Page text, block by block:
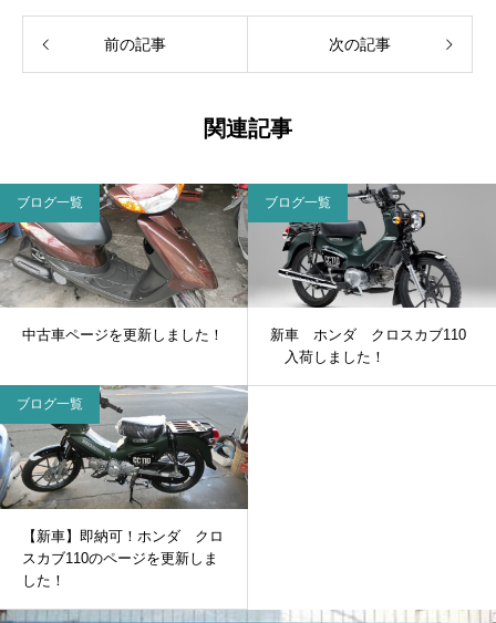
前の記事 次の記事
関連記事
ブログ一覧
中古車ページを更新しました！
ブログ一覧
新車 ホンダ クロスカブ110
入荷しました！
ブログ一覧
【新車】即納可！ホンダ クロ
スカブ110のページを更新しま
した！